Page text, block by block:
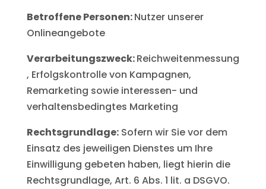
Betroffene Personen:Nutzer unserer
Onlineangebote
Verarbeitungszweck:Reichweitenmessung
, Erfolgskontrolle von Kampagnen,
Remarketing sowie interessen- und
verhaltensbedingtes Marketing
Rechtsgrundlage:Sofern wir Sie vor dem
Einsatz des jeweiligen Dienstes um Ihre
Einwilligung gebeten haben, liegt hierin die
Rechtsgrundlage, Art. 6 Abs. 1 lit. a DSGVO.